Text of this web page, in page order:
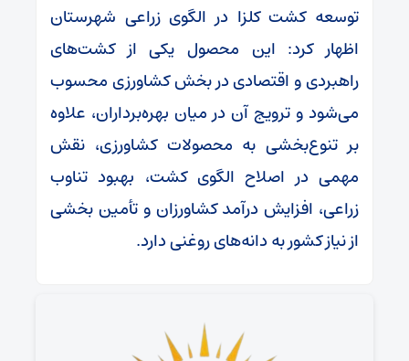
توسعه کشت کلزا در الگوی زراعی شهرستان
اظهار کرد: این محصول یکی از کشت‌های
راهبردی و اقتصادی در بخش کشاورزی محسوب
می‌شود و ترویج آن در میان بهره‌برداران، علاوه
بر تنوع‌بخشی به محصولات کشاورزی، نقش
مهمی در اصلاح الگوی کشت، بهبود تناوب
زراعی، افزایش درآمد کشاورزان و تأمین بخشی
از نیاز کشور به دانه‌های روغنی دارد.